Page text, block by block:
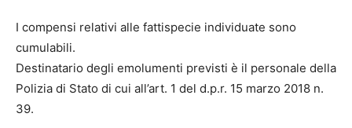
I compensi relativi alle fattispecie individuate sono
cumulabili.
Destinatario degli emolumenti previsti è il personale della
Polizia di Stato di cui all’art. 1 del d.p.r. 15 marzo 2018 n.
39.